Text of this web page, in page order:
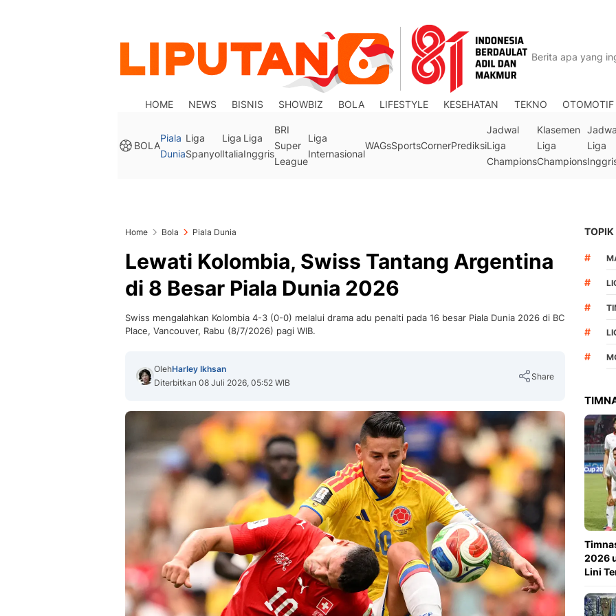
HOME NEWS BISNIS SHOWBIZ BOLA LIFESTYLE KESEHATAN TEKNO OTOMOTIF
BOLA
Piala
Dunia
Liga
Spanyol
Liga
Italia
Liga
Inggris
BRI
Super
League
Liga
Internasional
WAGsSportsCornerPrediksi
Jadwal
Liga
Champions
Klasemen
Liga
Champions
Liga
Home Bola Piala Dunia
Lewati Kolombia, Swiss Tantang Argentina
di 8 Besar Piala Dunia 2026
Swiss mengalahkan Kolombia 4-3 (0-0) melalui drama adu penalti pada 16 besar Piala Dunia 2026 di BC
Place, Vancouver, Rabu (8/7/2026) pagi WIB.
OlehHarley Ikhsan
Diterbitkan 08 Juli 2026, 05:52 WIB
Share
Copy Link
TOPIK
#
#
#
#
#
2026
Lini